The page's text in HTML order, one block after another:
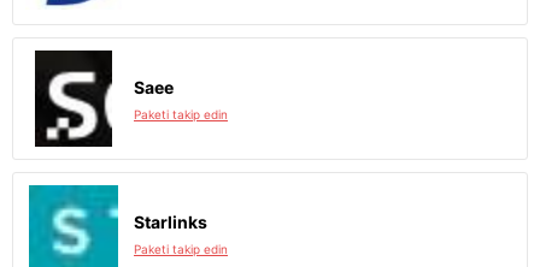
Saee
Paketi takip edin
Starlinks
Paketi takip edin